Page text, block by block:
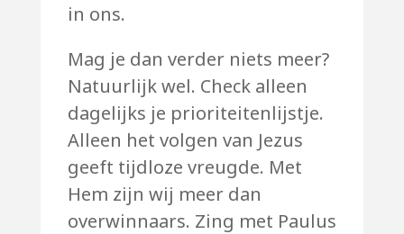
in ons.
Mag je dan verder niets meer?
Natuurlijk wel. Check alleen
dagelijks je prioriteitenlijstje.
Alleen het volgen van Jezus
geeft tijdloze vreugde. Met
Hem zijn wij meer dan
overwinnaars. Zing met Paulus